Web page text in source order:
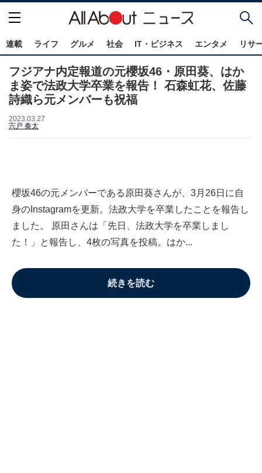
連載 ライフ グルメ 社会 IT・ビジネス エンタメ リサ
フジアナ内定報道の元櫻坂46・原田葵、はか
ま姿で法政大学卒業を報告！ 石森虹花、佐藤
詩織ら元メンバーも祝福
2023.03.27
宍戸 奏太
櫻坂46の元メンバーである原田葵さんが、3月26日に自
身のInstagramを更新。法政大学を卒業したことを報告し
ました。 原田さんは「先日、法政大学を卒業しまし
た！」と報告し、4枚の写真を投稿。はか...
続きを読む